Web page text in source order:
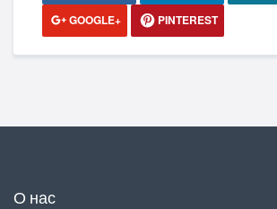
GOOGLE+
PINTEREST
О нас